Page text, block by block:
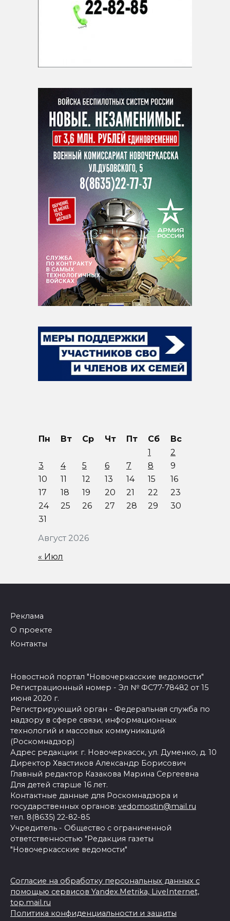
Август 2026
Пн Вт Ср Чт Пт Сб
Вс
1
2
3
4 5 6 7 8
9
10
11 12 13 14 15
16
17
18 19 20 21 22
23
24
25 26 27 28 29
30
31
« Июл
Реклама
О проекте
Контакты
Новостной портал "Новочеркасские ведомости"
Регистрационный номер - Эл № ФС77-78482 от 15
июня 2020 г.
Регистрирующий орган - Федеральная служба по
надзору в сфере связи, информационных
технологий и массовых коммуникаций
(Роскомнадзор)
Адрес редакции: г. Новочеркасск, ул. Думенко, д. 10
Директор Хвастиков Александр Борисович
Главный редактор Казакова Марина Сергеевна
Для детей старше 16 лет.
Контактные данные для Роскомнадзора и
государственных органов: vedomostin@mail.ru
тел. 8(8635) 22-82-85
Учредитель - Общество с ограниченной
ответственностью "Редакция газеты
"Новочеркасские ведомости"
Согласие на обработку персональных данных с
помощью сервисов Yandex.Metrika, LiveInternet,
top.mail.ru
Политика конфиденциальности и защиты